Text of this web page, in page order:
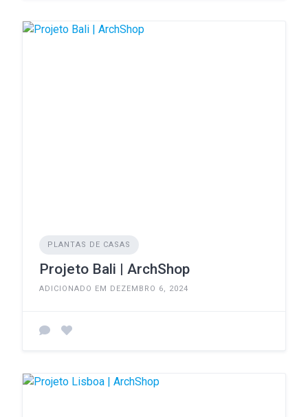
PLANTAS DE CASAS
Projeto Bali | ArchShop
ADICIONADO EM DEZEMBRO 6, 2024